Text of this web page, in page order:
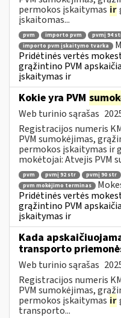
permokos įskaitymas ir
įskaitomas...
pvm importo pvm pvmį 94
importo pvm įskaitymo tvarka
Pridėtinės vertės
grąžintino PVM
įskaitymas ir
Kokie yra PVM
Web turinio sąrašas
Registracijos numeris
PVM sumokėjimas,
permokos įskaitymas ir
mokėtojai: Atvejis PVM
pvm pvmį 92 str pvmį 90 str
pvm mokėjimo terminas
Pridėtinės vertės
grąžintino PVM
įskaitymas ir
Kada
transporto
Web turinio sąrašas
Registracijos numeris
PVM sumokėjimas,
permokos įskaitymas ir
transporto...